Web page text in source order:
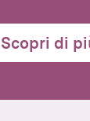
Scopri di